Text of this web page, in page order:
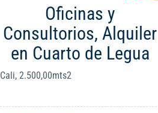
Oficinas y
Consultorios, Alquiler
en Cuarto de Legua
Cali, 2.500,00mts2